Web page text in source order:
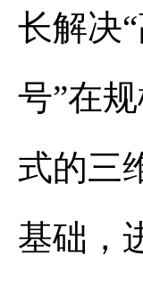
长解决
号”在
式的三
基础，